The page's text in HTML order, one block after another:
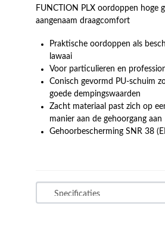
FUNCTION PLX oordoppen hoge
aangenaam draagcomfort
Praktische oordoppen als
lawaai
Voor particulieren en
Conisch gevormd PU-schuim
goede dempingswaarden
Zacht materiaal past zich op
manier aan de gehoorgang aan
Gehoorbescherming SNR 38